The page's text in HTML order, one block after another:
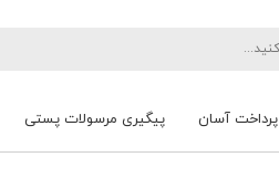
پرداخت آسان پیگیری مرسولات پستی